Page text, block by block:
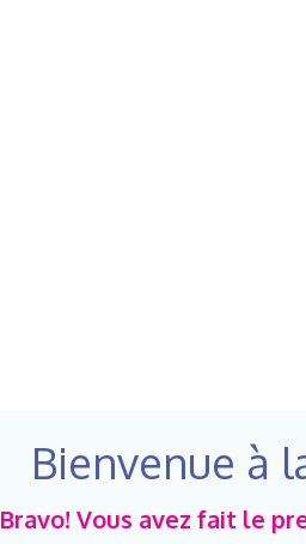
Bienvenue à
Bravo! Vous avez fait le